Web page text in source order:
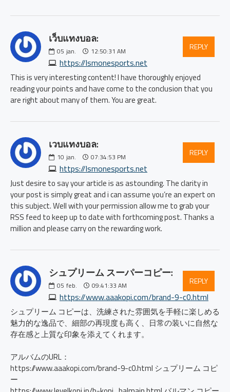
เว็บแทงบอล:
05 jan. 12:50:31 AM
https://lsmonesports.net
REPLY
This is very interesting content! I have thoroughly enjoyed
reading your points and have come to the conclusion that you
are right about many of them. You are great.
เวบแทงบอล:
10 jan. 07:34:53 PM
https://lsmonesports.net
REPLY
Just desire to say your article is as astounding. The clarity in
your post is simply great and i can assume you’re an expert on
this subject. Well with your permission allow me to grab your
RSS feed to keep up to date with forthcoming post. Thanks a
million and please carry on the rewarding work.
シュプリーム スーパーコピー:
05 feb. 09:41:33 AM
https://www.aaakopi.com/brand-9-c0.html
REPLY
シュプリーム コピーは、洗練された雰囲気を手軽に楽しめる
魅力的な逸品で、細部の再現度も高く、日常の装いに自然な
存在感と上質な印象を添えてくれます。
アルバムのURL：
https://www.aaakopi.com/brand-9-c0.html シュプリーム コピ
ー